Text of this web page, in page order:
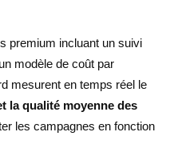
premium incluant un suivi
modèle de coût par
mesurent en temps réel le
la qualité moyenne des
les campagnes en fonction